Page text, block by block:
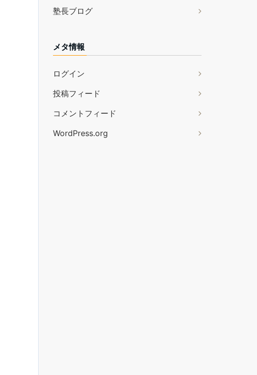
塾長ブログ
メタ情報
ログイン
投稿フィード
コメントフィード
WordPress.org